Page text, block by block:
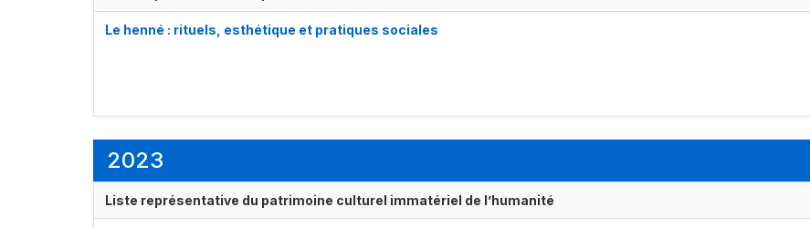
Le henné : rituels, esthétique et pratiques sociales
2023
Liste représentative du patrimoine culturel immatériel de l’humanité